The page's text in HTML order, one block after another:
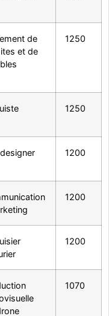
de
et de
1250
1250
1200
1200
1200
1070